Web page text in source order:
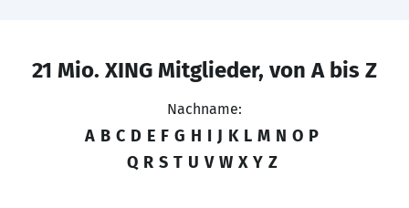
21 Mio. XING Mitglieder, von A bis Z
Nachname:
A B C D E F G H I J K L M N O P
Q R S T U V W X Y Z